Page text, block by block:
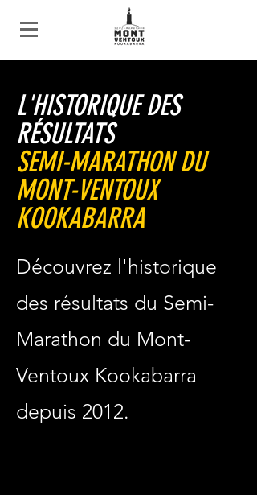
L'HISTORIQUE DES
RÉSULTATS
SEMI-MARATHON DU
MONT-VENTOUX
KOOKABARRA
Découvrez l'historique
des résultats du Semi-
Marathon du Mont-
Ventoux Kookabarra
depuis 2012.